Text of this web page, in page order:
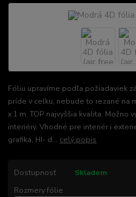
Fóliu upravíme podľa požiadaviek
príde v celku, nebude to rezané na
x 1 m. TOP najvyššia kvalita. Možno
interiéry. Vhodné pre interiér i
grafika, HI- d... celý popis
Dostupnosť
Skladom
Rozmery fólie